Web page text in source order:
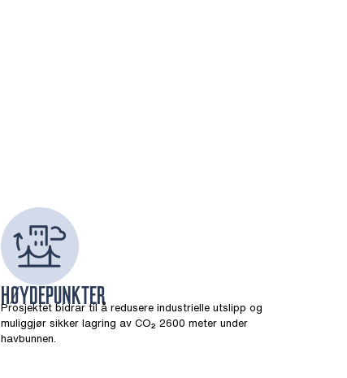
HØYDEPUNKTER
Prosjektet bidrar til å redusere industrielle utslipp og
muliggjør sikker lagring av CO₂ 2600 meter under
havbunnen.